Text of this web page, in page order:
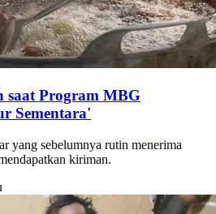
saat Program MBG
Sementara'
yang sebelumnya rutin menerima
kiriman.